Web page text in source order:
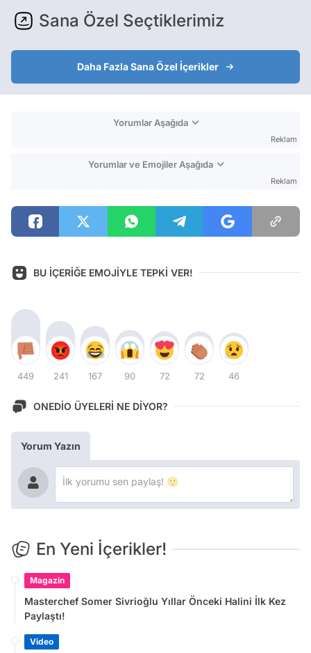
Sana Özel Seçtiklerimiz
Daha Fazla Sana Özel İçerikler
Yorumlar Aşağıda
Reklam
Yorumlar ve Emojiler Aşağıda
Reklam
BU İÇERİĞE EMOJİYLE TEPKİ VER!
449 241 167 90 72 72 46
ONEDİO ÜYELERİ NE DİYOR?
Yorum Yazın
En Yeni İçerikler!
Magazin
Masterchef Somer Sivrioğlu Yıllar Önceki Halini İlk Kez
Paylaştı!
Video